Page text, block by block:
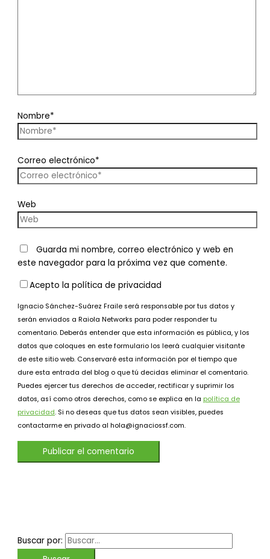
Nombre*
Correo electrónico*
Web
Guarda mi nombre, correo electrónico y web en
este navegador para la próxima vez que comente.
Acepto la política de privacidad
Ignacio Sánchez-Suárez Fraile será responsable por tus datos y
serán enviados a Raiola Networks para poder responder tu
comentario. Deberás entender que esta información es pública, y los
datos que coloques en este formulario los leerá cualquier visitante
de este sitio web. Conservaré esta información por el tiempo que
dure esta entrada del blog o que tú decidas eliminar el comentario.
Puedes ejercer tus derechos de acceder, rectificar y suprimir los
datos, así como otros derechos, como se explica en la política de
privacidad. Si no deseas que tus datos sean visibles, puedes
contactarme en privado al hola@ignaciossf.com.
Buscar por: